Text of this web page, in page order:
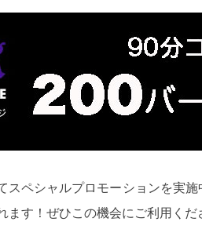
スペシャルプロモーションを実
ます！ぜひこの機会にご利用くだ